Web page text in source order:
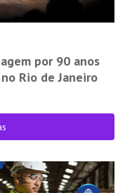
por 90 anos
Rio de Janeiro